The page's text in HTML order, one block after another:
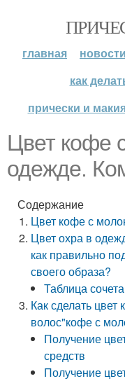
главная новости
как
прически и
Цвет кофе
одежде.
Содержание
Цвет кофе с
Цвет охра в
как правильно
своего образа?
Таблица
Как сделать
волос"кофе с
Получение
средств
Получение